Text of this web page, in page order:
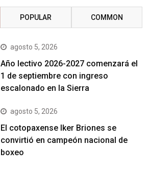
POPULAR COMMON
agosto 5, 2026
Año lectivo 2026-2027 comenzará el
1 de septiembre con ingreso
escalonado en la Sierra
agosto 5, 2026
El cotopaxense Iker Briones se
convirtió en campeón nacional de
boxeo